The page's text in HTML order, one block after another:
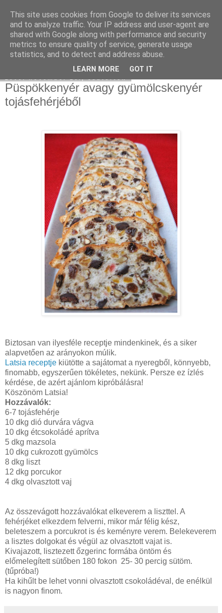
Moha Konyha
Püspökkenyér avagy gyümölcskenyér
tojásfehérjéből
Biztosan van ilyesféle receptje mindenkinek, és a siker
alapvetően az arányokon múlik.
Latsia receptje kiütötte a sajátomat a nyeregből, könnyebb,
finomabb, egyszerűen tökéletes, nekünk. Persze ez ízlés
kérdése, de azért ajánlom kipróbálásra!
Köszönöm Latsia!
Hozzávalók:
6-7 tojásfehérje
10 dkg dió durvára vágva
10 dkg étcsokoládé aprítva
5 dkg mazsola
10 dkg cukrozott gyümölcs
8 dkg liszt
12 dkg porcukor
4 dkg olvasztott vaj
Az összevágott hozzávalókat elkeverem a liszttel. A
fehérjéket elkezdem felverni, mikor már félig kész,
beleteszem a porcukrot is és keményre verem. Belekeverem
a lisztes dolgokat és végül az olvasztott vajat is.
Kivajazott, lisztezett őzgerinc formába öntöm és
előmelegített sütőben 180 fokon 25- 30 percig sütöm.
(tűpróba!)
Ha kihűlt be lehet vonni olvasztott csokoládéval, de enélkül
is nagyon finom.
This site uses cookies from Google to deliver its services
and to analyze traffic. Your IP address and user-agent are
shared with Google along with performance and security
metrics to ensure quality of service, generate usage
statistics, and to detect and address abuse.
LEARN MORE GOT IT